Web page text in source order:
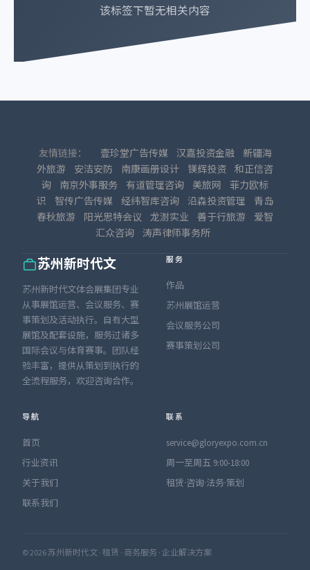
该标签下暂无相关内容
友情链接： 壹珍堂广告传媒 汉嘉投资金融
新疆海
外旅游
安洁安防 南康画册设计 镁辉投资 和正信咨
询
南京外事服务 有道管理咨询 美旅网
菲力欧标
识
智传广告传媒 经纬智库咨询 沿森投资管理
青岛
春秋旅游
阳光思特会议 龙澍实业 善于行旅游
爱智
汇众咨询 涛声律师事务所
苏州新时代文
苏州新时代文体会展集团专业
从事展馆运营、会议服务、赛
事策划及活动执行。自有大型
展馆及配套设施，服务过诸多
国际会议与体育赛事。团队经
验丰富，提供从策划到执行的
全流程服务，欢迎咨询合作。
服务
作品
苏州展馆运营
会议服务公司
赛事策划公司
导航
首页
行业资讯
关于我们
联系我们
联系
service@gloryexpo.com.cn
周一至周五 9:00-18:00
租赁·咨询·法务·策划
© 2026 苏州新时代文 · 租赁 · 商务服务 · 企业解决方案